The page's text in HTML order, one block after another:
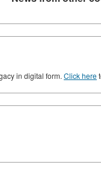
in digital form.Click here